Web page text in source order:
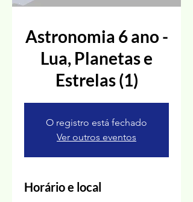
Astronomia 6 ano -
Lua, Planetas e
Estrelas (1)
O registro está fechado
Ver outros eventos
Horário e local